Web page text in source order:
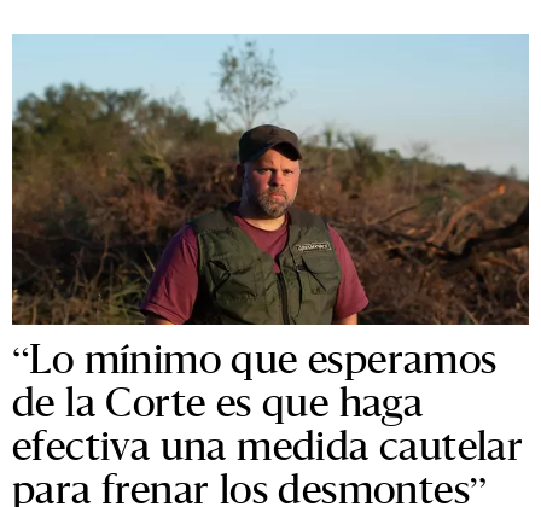
“Lo mínimo que esperamos
de la Corte es que haga
efectiva una medida cautelar
para frenar los desmontes”